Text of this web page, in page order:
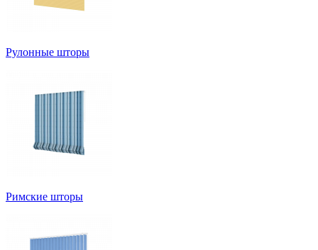
Рулонные шторы
Римские шторы